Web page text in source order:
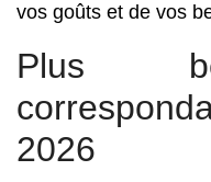
vos goûts et de vos
Plus
2026